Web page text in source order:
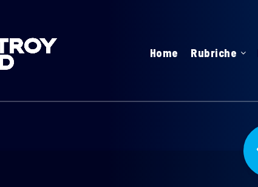
Home Rubriche